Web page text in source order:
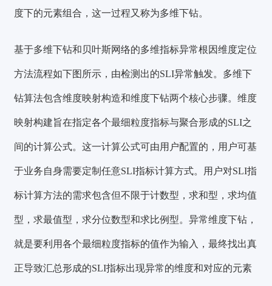
度下的元素组合，这一过程又称为多维下钻。
基于多维下钻和贝叶斯网络的多维指标异常根因维度定位
方法流程如下图所示，由检测出的SLI异常触发。 多维下
钻算法包含维度映射构造和维度下钻两个核心步骤。维度
映射构建旨在指定各个最细粒度指标与聚合形成的SLI之
间的计算公式。这一计算公式可由用户配置的，用户可基
于业务自身需要定制任意SLI指标计算方式。用户对SLI指
标计算方法的需求包含但不限于计数型，求和型，求均值
型，求最值型，求分位数型和求比例型。异常维度下钻，
就是要利用各个最细粒度指标的值作为输入，最终找出真
正导致汇总形成的SLI指标出现异常的维度和对应的元素